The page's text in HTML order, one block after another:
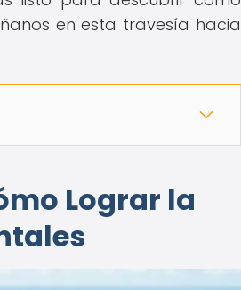
en esta travesía hacia
Lograr la